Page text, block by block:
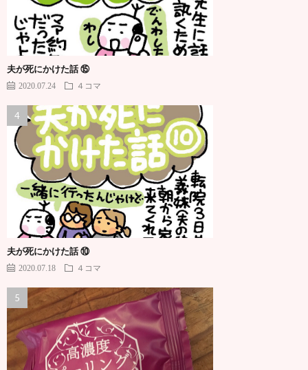
夫が死にかけた話 ⑮
2020.07.24 ４コマ
夫が死にかけた話 ⑩
2020.07.18 ４コマ